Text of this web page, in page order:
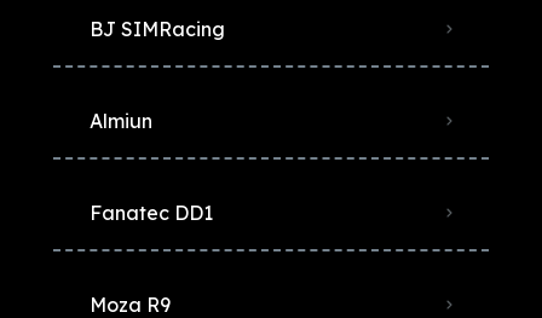
BJ SIMRacing
Almiun
Fanatec DD1
Moza R9